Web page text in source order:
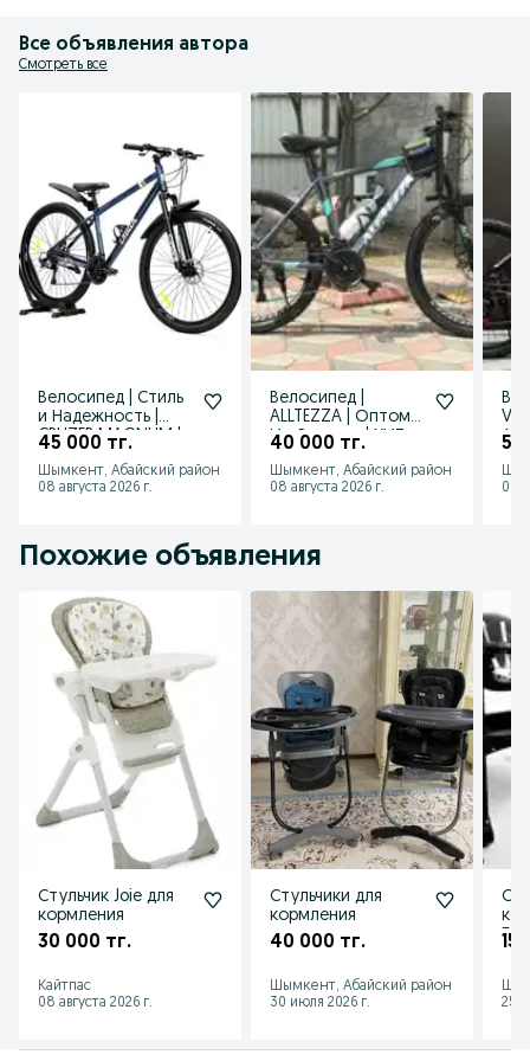
Все объявления автора
Смотреть все
Велосипед | Стиль
и Надежность |
CRUZER MAGNUM |
45 000 тг.
Шымкент, Абайский район
08 августа 2026 г.
Велосипед |
ALLTEZZA | Оптом
И в Розницу | ХИТ
40 000 тг.
Шымкент, Абайский район
08 августа 2026 г.
55
08
Похожие объявления
Стульчик Joie для
кормления
30 000 тг.
Кайтпас
08 августа 2026 г.
Стульчики для
кормления
40 000 тг.
Шымкент, Абайский район
30 июля 2026 г.
15
25